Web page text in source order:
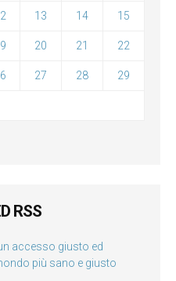
13 14 15
20 21 22
27 28 29
RSS
accesso giusto ed
più sano e giusto